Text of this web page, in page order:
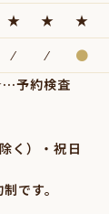
★ ★ ★
⁄ ⁄ ●
…予約検査
く）・祝日
です。